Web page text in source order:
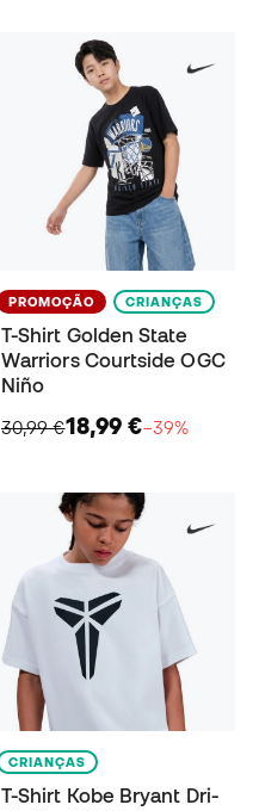
PROMOÇÃO CRIANÇAS
T-Shirt Golden State
Warriors Courtside OGC
Niño
30,99 €18,99 €−39%
CRIANÇAS
T-Shirt Kobe Bryant Dri-